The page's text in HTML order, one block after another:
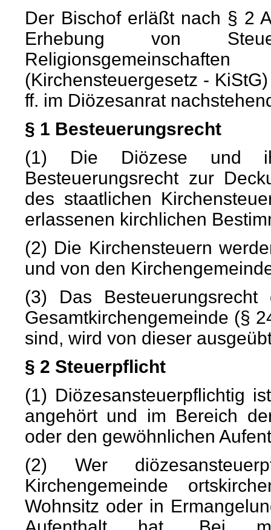
Der Bischof erläßt nach § 2
Erhebung von
(Kirchensteuergesetz -
ff. im Diözesanrat
§ 1 Besteuerungsrecht
(1) Die Diözese und
Besteuerungsrecht zur
des staatlichen
erlassenen kirchlichen
(2) Die Kirchensteuern
und von den
(3) Das
Gesamtkirchengemeinde (§
sind, wird von dieser
§ 2 Steuerpflicht
(1) Diözesansteuerpflichtig
angehört und im Bereich
oder den gewöhnlichen
(2) Wer
Kirchengemeinde
Wohnsitz oder in